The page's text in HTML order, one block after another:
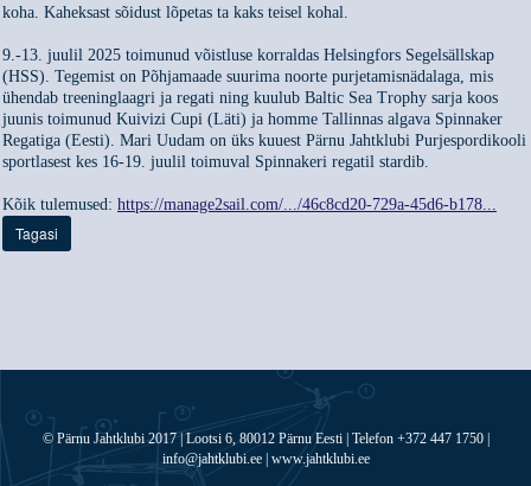
koha. Kaheksast sõidust lõpetas ta kaks teisel kohal.
9.-13. juulil 2025 toimunud võistluse korraldas Helsingfors Segelsällskap
(HSS). Tegemist on Põhjamaade suurima noorte purjetamisnädalaga, mis
ühendab treeninglaagri ja regati ning kuulub Baltic Sea Trophy sarja koos
juunis toimunud Kuivizi Cupi (Läti) ja homme Tallinnas algava Spinnaker
Regatiga (Eesti). Mari Uudam on üks kuuest Pärnu Jahtklubi Purjespordikooli
sportlasest kes 16-19. juulil toimuval Spinnakeri regatil stardib.
Kõik tulemused: https://manage2sail.com/.../46c8cd20-729a-45d6-b178...
Tagasi
© Pärnu Jahtklubi 2017 | Lootsi 6, 80012 Pärnu Eesti | Telefon +372 447 1750 |
info@jahtklubi.ee | www.jahtklubi.ee